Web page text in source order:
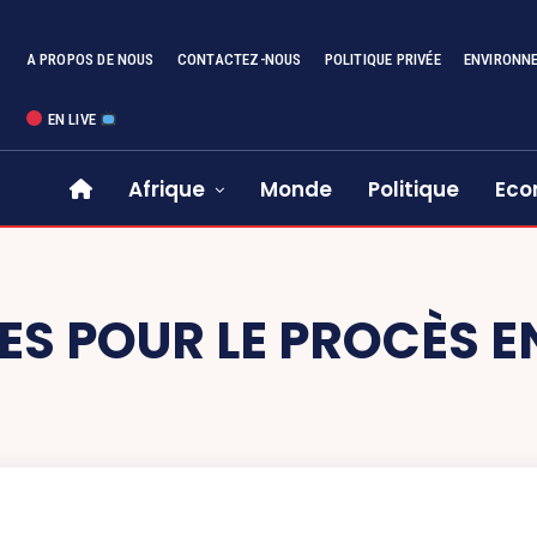
A PROPOS DE NOUS CONTACTEZ-NOUS POLITIQUE PRIVÉE
EN LIVE
Afrique Monde Politique
POUR LE PROCÈS